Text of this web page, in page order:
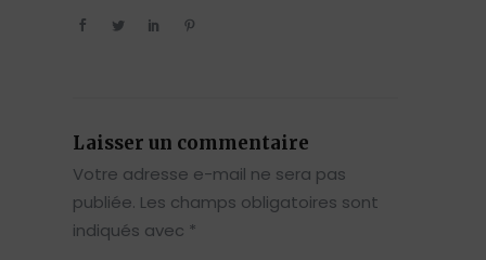
Laisser un commentaire
Votre adresse e-mail ne sera pas
publiée. Les champs obligatoires sont
indiqués avec *